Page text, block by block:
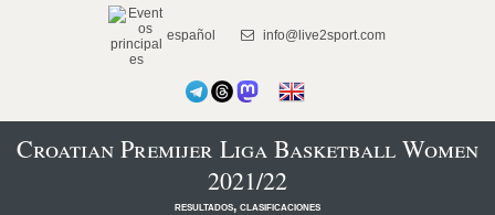
español info@live2sport.com
Croatian Premijer Liga Basketball Women
2021/22
resultados, clasificaciones